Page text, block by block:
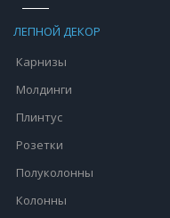
ЛЕПНОЙ ДЕКОР
Карнизы
Молдинги
Плинтус
Розетки
Полуколонны
Колонны